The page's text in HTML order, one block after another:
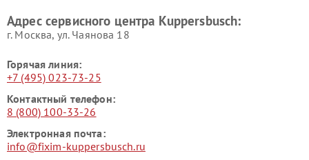
Ремонт сушильных машин Kuppersbusch
Адрес сервисного центра Kuppersbusch:
г. Москва, ул. Чаянова 18
Горячая линия:
+7 (495) 023-73-25
Контактный телефон:
8 (800) 100-33-26
Электронная почта:
info@fixim-kuppersbusch.ru